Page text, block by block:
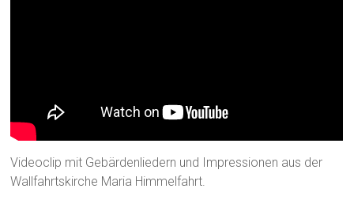
Videoclip mit Gebärdenliedern und Impressionen aus der
Wallfahrtskirche Maria Himmelfahrt.